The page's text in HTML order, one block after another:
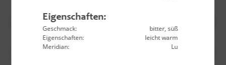
Eigenschaften:
Geschmack:
bitter, süß
Eigenschaften:
leicht warm
Meridian:
Lu
long yan rou